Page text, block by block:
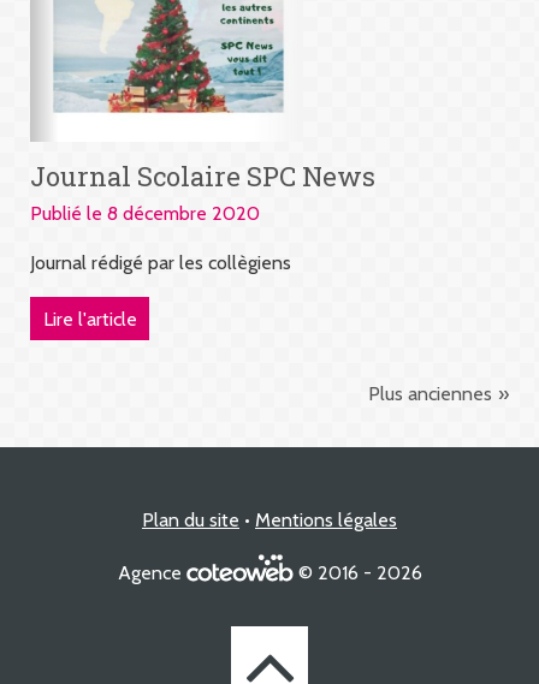
Journal Scolaire SPC News
Publié le 8 décembre 2020
Journal rédigé par les collègiens
Lire l'article
Plus anciennes
Plan du site Mentions légales
Agence © 2016 - 2026